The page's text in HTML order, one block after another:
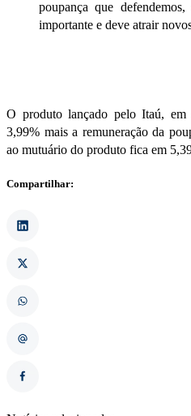
poupança que
importante e deve atrair
O produto lançado pelo Itaú, em
3,99% mais a remuneração da
ao mutuário do produto fica em
Compartilhar: